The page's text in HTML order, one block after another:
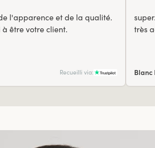
l'apparence et de la qualité.
à être votre client.
Recueilli via:
très
Blanc